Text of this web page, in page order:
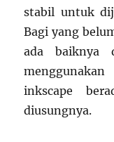
stabil untuk
Bagi yang
ada baiknya
inkscape
diusungnya.